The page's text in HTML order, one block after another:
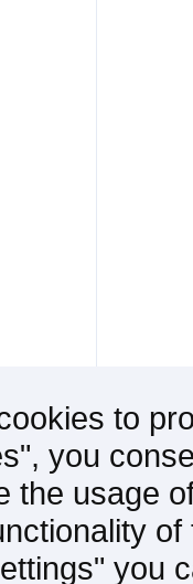
to
you
the usage
you